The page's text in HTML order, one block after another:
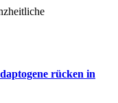
rücken in